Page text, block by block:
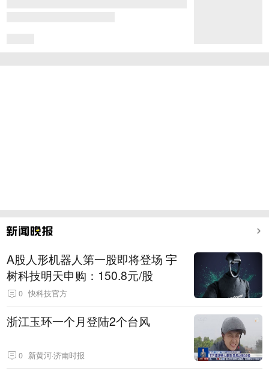
A股人形机器人第一股即将登场 宇
树科技明天申购：150.8元/股
0 快科技官方
浙江玉环一个月登陆2个台风
0 新黄河·济南时报